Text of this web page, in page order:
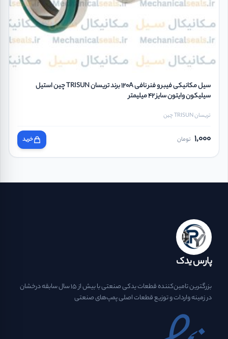
سیل مکانیکی فیبر و فنر نافی 120A برند تریسان TRISUN چین استیل
سیلیکون وایتون سایز 42 میلیمتر
تریسان TRISUN چین
1,000 تومان خرید
پارس یدک
بزرگترین تامین‌کننده قطعات یدکی صنعتی با بیش از ۱۵ سال سابقه درخشان
در زمینه واردات و توزیع قطعات اصلی پمپ‌های صنعتی